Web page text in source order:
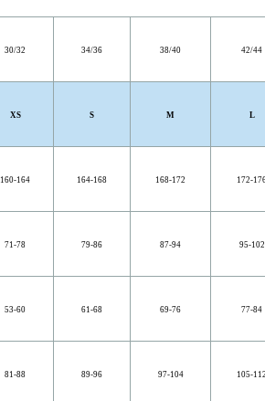
30/32 34/36 38/40 42/44
XS S M L
160-164 164-168 168-172 172-
71-78 79-86 87-94 95-102
53-60 61-68 69-76 77-84
81-88 89-96 97-104 105-